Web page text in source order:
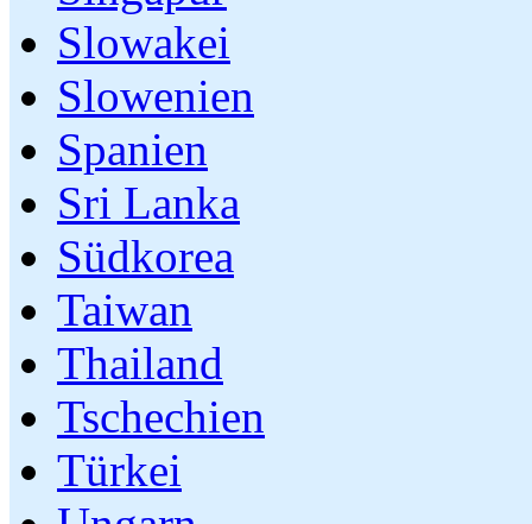
Slowakei
Slowenien
Spanien
Sri Lanka
Südkorea
Taiwan
Thailand
Tschechien
Türkei